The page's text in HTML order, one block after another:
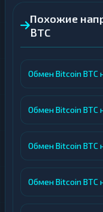
Похожие
BTC
Обмен Bitcoin BTC
Обмен Bitcoin BTC
Обмен Bitcoin BTC
Обмен Bitcoin BTC